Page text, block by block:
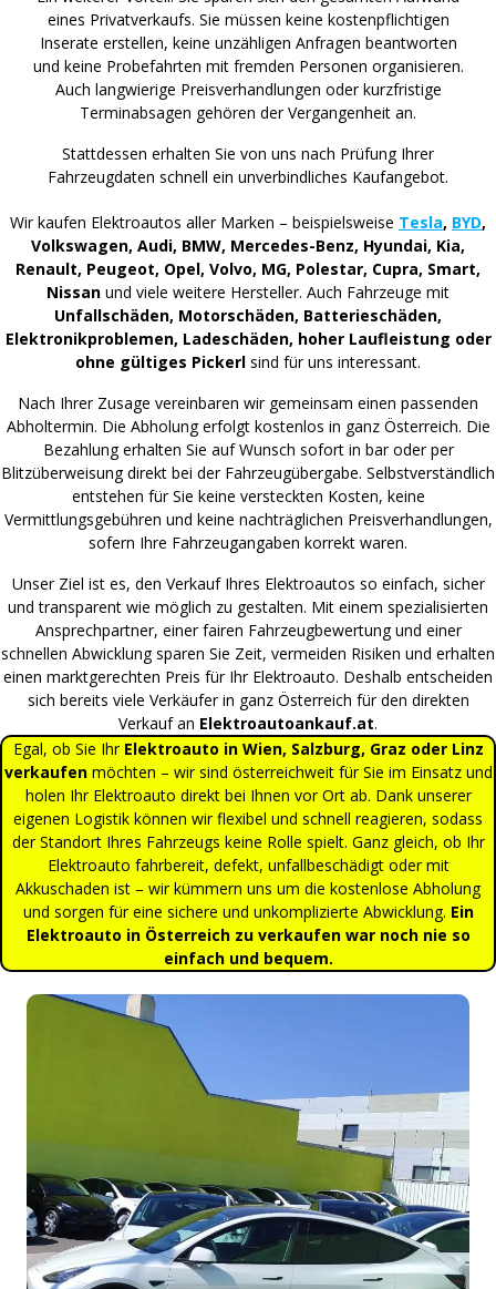
eines Privatverkaufs. Sie müssen keine kostenpflichtigen
Inserate erstellen, keine unzähligen Anfragen beantworten
und keine Probefahrten mit fremden Personen organisieren.
Auch langwierige Preisverhandlungen oder kurzfristige
Terminabsagen gehören der Vergangenheit an.
Stattdessen erhalten Sie von uns nach Prüfung Ihrer
Fahrzeugdaten schnell ein unverbindliches Kaufangebot.
Wir kaufen Elektroautos aller Marken – beispielsweise Tesla, BYD,
Volkswagen, Audi, BMW, Mercedes-Benz, Hyundai, Kia,
Renault, Peugeot, Opel, Volvo, MG, Polestar, Cupra, Smart,
Nissan und viele weitere Hersteller. Auch Fahrzeuge mit
Unfallschäden, Motorschäden, Batterieschäden,
Elektronikproblemen, Ladeschäden, hoher Laufleistung oder
ohne gültiges Pickerl sind für uns interessant.
Nach Ihrer Zusage vereinbaren wir gemeinsam einen passenden
Abholtermin. Die Abholung erfolgt kostenlos in ganz Österreich. Die
Bezahlung erhalten Sie auf Wunsch sofort in bar oder per
Blitzüberweisung direkt bei der Fahrzeugübergabe. Selbstverständlich
entstehen für Sie keine versteckten Kosten, keine
Vermittlungsgebühren und keine nachträglichen Preisverhandlungen,
sofern Ihre Fahrzeugangaben korrekt waren.
Unser Ziel ist es, den Verkauf Ihres Elektroautos so einfach, sicher
und transparent wie möglich zu gestalten. Mit einem spezialisierten
Ansprechpartner, einer fairen Fahrzeugbewertung und einer
schnellen Abwicklung sparen Sie Zeit, vermeiden Risiken und erhalten
einen marktgerechten Preis für Ihr Elektroauto. Deshalb entscheiden
sich bereits viele Verkäufer in ganz Österreich für den direkten
Verkauf an Elektroautoankauf.at.
Egal, ob Sie Ihr Elektroauto in Wien, Salzburg, Graz oder Linz
verkaufenmöchten – wir sind österreichweit für Sie im Einsatz und
holen Ihr Elektroauto direkt bei Ihnen vor Ort ab. Dank unserer
eigenen Logistik können wir flexibel und schnell reagieren, sodass
der Standort Ihres Fahrzeugs keine Rolle spielt. Ganz gleich, ob Ihr
Elektroauto fahrbereit, defekt, unfallbeschädigt oder mit
Akkuschaden ist – wir kümmern uns um die kostenlose Abholung
und sorgen für eine sichere und unkomplizierte Abwicklung. Ein
Elektroauto in Österreich zu verkaufen war noch nie so
einfach und bequem.